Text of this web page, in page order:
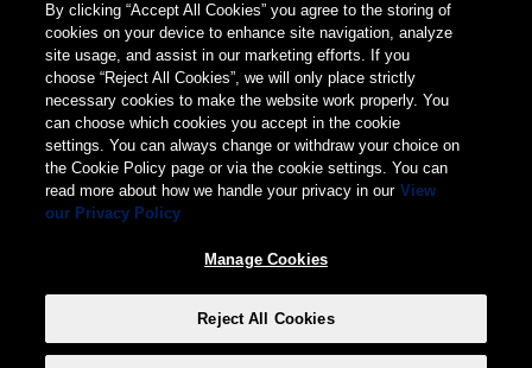
By clicking “Accept All Cookies” you agree to the storing of
cookies on your device to enhance site navigation, analyze
site usage, and assist in our marketing efforts. If you
choose “Reject All Cookies”, we will only place strictly
necessary cookies to make the website work properly. You
can choose which cookies you accept in the cookie
settings. You can always change or withdraw your choice on
the Cookie Policy page or via the cookie settings. You can
read more about how we handle your privacy in our View
our Privacy Policy
Manage Cookies
Reject All Cookies